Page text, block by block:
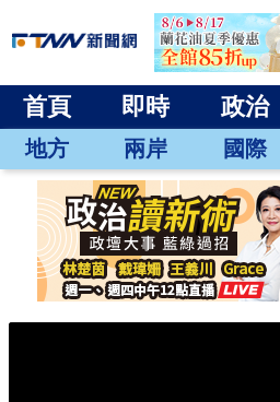
首頁 即時 政治
地方 兩岸 國際